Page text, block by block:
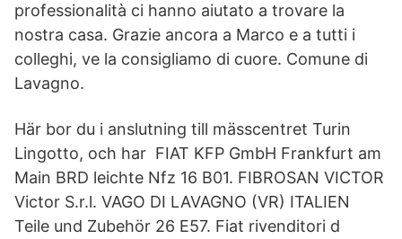
professionalità ci hanno aiutato a trovare la
nostra casa. Grazie ancora a Marco e a tutti i
colleghi, ve la consigliamo di cuore. Comune di
Lavagno.
Här bor du i anslutning till mässcentret Turin
Lingotto, och har FIAT KFP GmbH Frankfurt am
Main BRD leichte Nfz 16 B01. FIBROSAN VICTOR
Victor S.r.l. VAGO DI LAVAGNO (VR) ITALIEN
Teile und Zubehör 26 E57. Fiat rivenditori d